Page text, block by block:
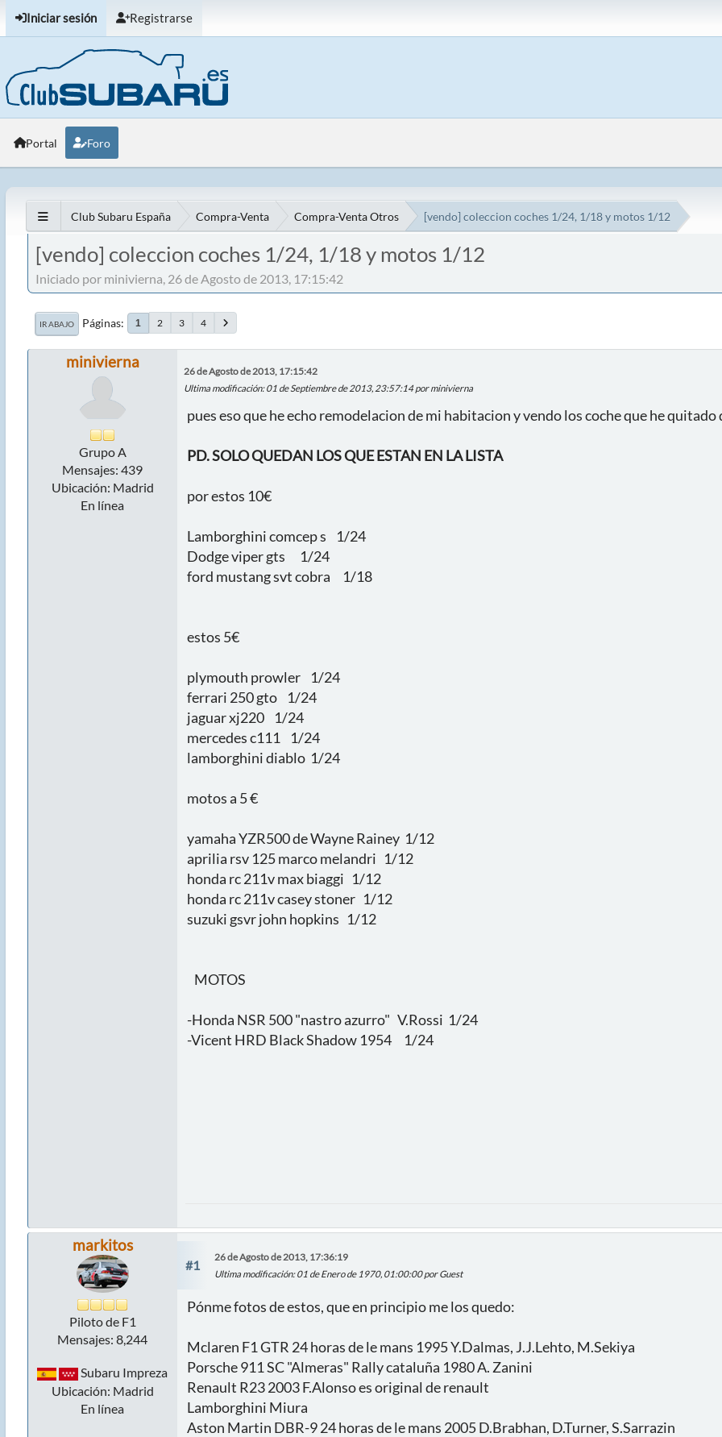
Iniciar sesión Registrarse
Portal Foro
Club Subaru España Compra-Venta Compra-Venta Otros [vendo] coleccion coches 1/24, 1/18 y motos 1/12
[vendo] coleccion coches 1/24, 1/18 y motos 1/12
Iniciado por minivierna, 26 de Agosto de 2013, 17:15:42
IR ABAJO Páginas 1 2 3 4
minivierna
Grupo A
Mensajes: 439
Ubicación: Madrid
En línea
26 de Agosto de 2013, 17:15:42
Ultima modificación: 01 de Septiembre de 2013, 23:57:14 por minivierna
pues eso que he echo remodelacion de mi habitacion y vendo los coche que he
PD. SOLO QUEDAN LOS QUE ESTAN EN LA LISTA
por estos 10€
Lamborghini comcep s 1/24
Dodge viper gts 1/24
ford mustang svt cobra 1/18
estos 5€
plymouth prowler 1/24
ferrari 250 gto 1/24
jaguar xj220 1/24
mercedes c111 1/24
lamborghini diablo 1/24
motos a 5 €
yamaha YZR500 de Wayne Rainey 1/12
aprilia rsv 125 marco melandri 1/12
honda rc 211v max biaggi 1/12
honda rc 211v casey stoner 1/12
suzuki gsvr john hopkins 1/12
MOTOS
-Honda NSR 500 "nastro azurro" V.Rossi 1/24
-Vicent HRD Black Shadow 1954 1/24
markitos
Piloto de F1
Mensajes: 8,244
Subaru Impreza
Ubicación: Madrid
En línea
#1
26 de Agosto de 2013, 17:36:19
Ultima modificación: 01 de Enero de 1970, 01:00:00 por Guest
Pónme fotos de estos, que en principio me los quedo:
Mclaren F1 GTR 24 horas de le mans 1995 Y.Dalmas, J.J.Lehto, M.Sekiya
Porsche 911 SC "Almeras" Rally cataluña 1980 A. Zanini
Renault R23 2003 F.Alonso es original de renault
Lamborghini Miura
Aston Martin DBR-9 24 horas de le mans 2005 D.Brabhan, D.Turner, S.Sarrazin